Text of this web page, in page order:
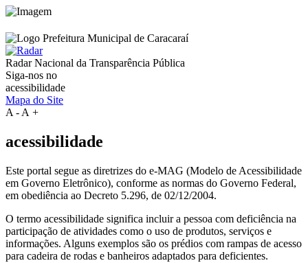
Radar Nacional da Transparência Pública
Siga-nos no
acessibilidade
Mapa do Site
A-A +
acessibilidade
Este portal segue as diretrizes do e-MAG (Modelo de Acessibilidade
em Governo Eletrônico), conforme as normas do Governo Federal,
em obediência ao Decreto 5.296, de 02/12/2004.
O termo acessibilidade significa incluir a pessoa com deficiência na
participação de atividades como o uso de produtos, serviços e
informações. Alguns exemplos são os prédios com rampas de acesso
para cadeira de rodas e banheiros adaptados para deficientes.